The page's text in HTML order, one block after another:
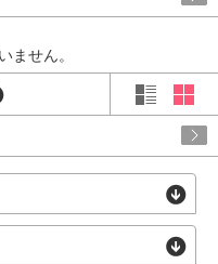
ません。